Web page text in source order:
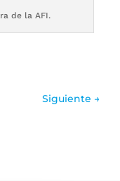
de la AFI.
Siguiente →